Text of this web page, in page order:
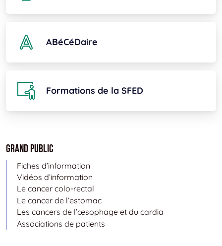
ABéCéDaire
Formations de la SFED
Grand public
Fiches d’information
Vidéos d’information
Le cancer colo-rectal
Le cancer de l’estomac
Les cancers de l’œsophage et du cardia
Associations de patients